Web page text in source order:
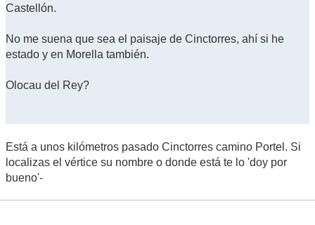
Castellón.
No me suena que sea el paisaje de Cinctorres, ahí si he
estado y en Morella también.
Olocau del Rey?
Está a unos kilómetros pasado Cinctorres camino Portel. Si
localizas el vértice su nombre o donde está te lo 'doy por
bueno'-